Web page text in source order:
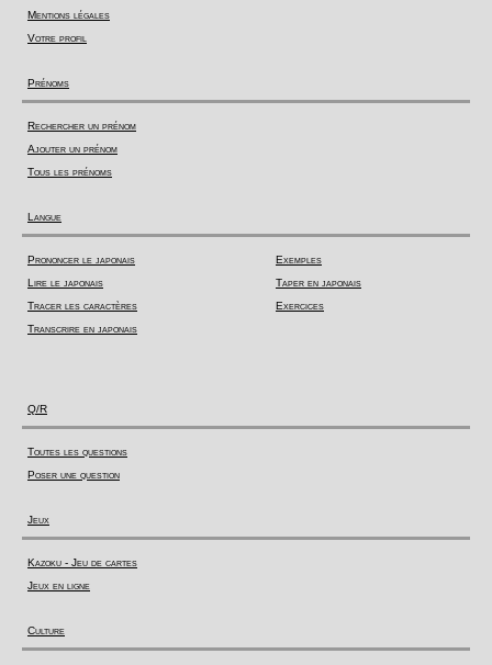
Mentions légales
Votre profil
Prénoms
Rechercher un prénom
Ajouter un prénom
Tous les prénoms
Langue
Prononcer le japonais
Lire le japonais
Tracer les caractères
Transcrire en japonais
Exemples
Taper en japonais
Exercices
Q/R
Toutes les questions
Poser une question
Jeux
Kazoku - Jeu de cartes
Jeux en ligne
Culture